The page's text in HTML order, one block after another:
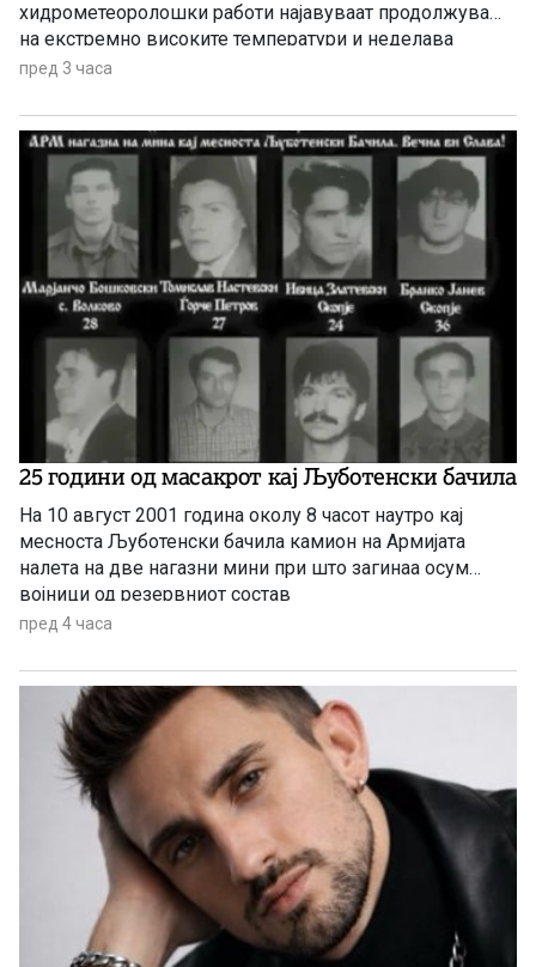
хидрометеоролошки работи најавуваат продолжување
на екстремно високите температури и неделава
пред 3 часа
25 години од масакрот кај Љуботенски бачила
На 10 август 2001 година околу 8 часот наутро кај
месноста Љуботенски бачила камион на Армијата
налетa на две нагазни мини при што загинаа осум
војници од резервниот состав
пред 4 часа